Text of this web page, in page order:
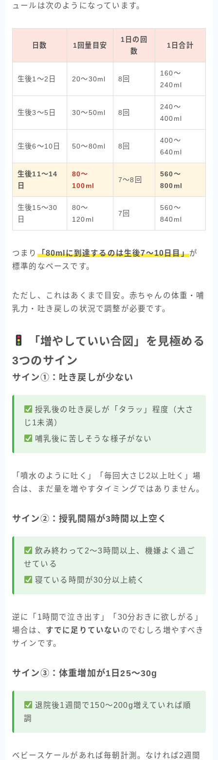
ュールは次のようになっています。
日数 1回量目安
1日の回
数
1日合計
生後1〜2日 20〜30ml 8回
160〜
240ml
生後3〜5日 30〜50ml 8回
240〜
400ml
生後6〜10日 50〜80ml 8回
400〜
640ml
生後11〜14
日
80〜
100ml
7〜8回
560〜
800ml
生後15〜30
日
80〜
120ml
7回
560〜
840ml
つまり 「80mlに到達するのは生後7〜10日目」が
標準的なペースです。
ただし、これはあくまで目安。赤ちゃんの体重・哺
乳力・吐き戻しの状況で調整が必要です。
「増やしていい合図」を見極める
3つのサイン
サイン①：吐き戻しが少ない
授乳後の吐き戻しが「タラッ」程度（大さ
じ1未満）
哺乳後に苦しそうな様子がない
「噴水のように吐く」「毎回大さじ2以上吐く」場
合は、まだ量を増やすタイミングではありません。
サイン②：授乳間隔が3時間以上空く
飲み終わって2〜3時間以上、機嫌よく過ご
せている
寝ている時間が30分以上続く
逆に「1時間で泣き出す」「30分おきに欲しがる」
場合は、 すでに足りていない のでむしろ増やすべき
サインです。
サイン③：体重増加が1日25〜30g
退院後1週間で150〜200g増えていれば順
調
ベビースケールがあれば毎朝計測。なければ2週間